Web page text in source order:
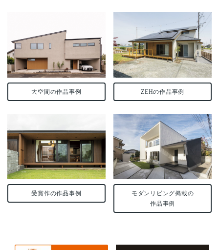
大空間の作品事例 ZEHの作品事例
受賞作の作品事例
モダンリビング掲載の
作品事例